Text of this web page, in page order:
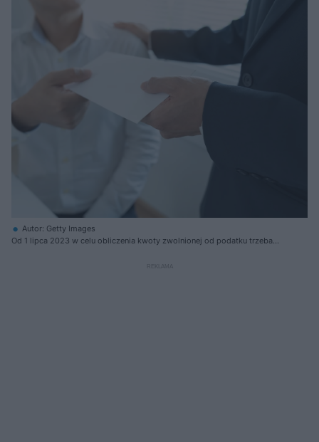
Autor: Getty Images
Od 1 lipca 2023 w celu obliczenia kwoty zwolnionej od podatku trzeba